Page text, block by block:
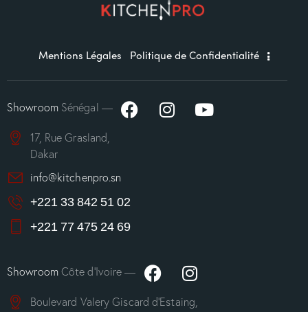
Mentions Légales Politique de Confidentialité
ShowroomSénégal —
17, Rue Grasland,
Dakar
info@kitchenpro.sn
+221 33 842 51 02
+221 77 475 24 69
ShowroomCôte d’Ivoire —
Boulevard Valery Giscard d’Estaing,